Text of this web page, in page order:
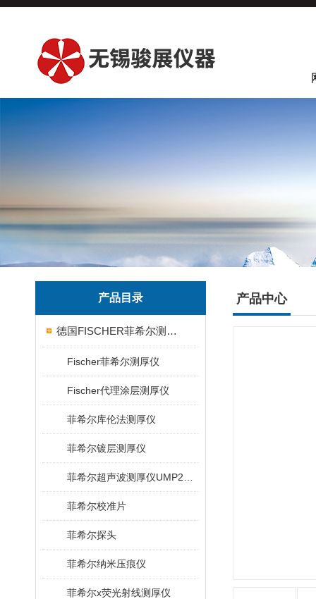
产品目录
德国FISCHER菲希尔测厚仪
Fischer菲希尔测厚仪
Fischer代理涂层测厚仪
菲希尔库伦法测厚仪
菲希尔镀层测厚仪
菲希尔校准片
菲希尔探头
菲希尔纳米压痕仪
菲希尔x荧光射线测厚仪
产品中心